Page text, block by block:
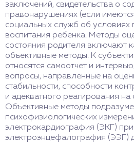
заключений, свидетельства о
правонарушениях (если
социальных служб об условиях
воспитания ребенка. Методы
состояния родителя включают
объективные методы. К
относятся самоотчет и
вопросы, направленные на
стабильности, способности
и адекватного реагирования на
Объективные методы
психофизиологических
электрокардиография (ЭКГ) при
электроэнцефалография (ЭЭГ)